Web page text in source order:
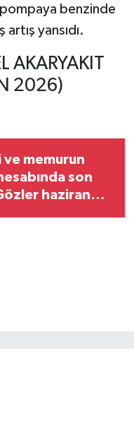
benzinde
yansıdı.
AKARYAKIT
2026)
ve memurun
son
haziran